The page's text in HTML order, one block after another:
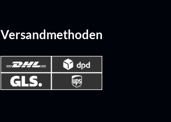
Versandmethoden